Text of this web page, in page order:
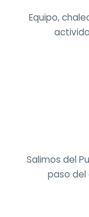
Equipo,
Salimos del
paso del